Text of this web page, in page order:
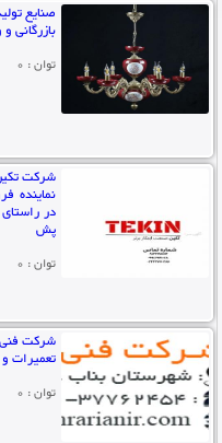
صنایع
بازرگانی
توان : 0
شرکت
در
پش
توان : 0
شرکت فنی
تعمیرات
توان : 0